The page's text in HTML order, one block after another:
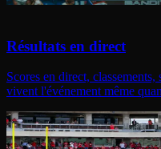
Résultats en direct
Scores en direct,
vivent l'événement même